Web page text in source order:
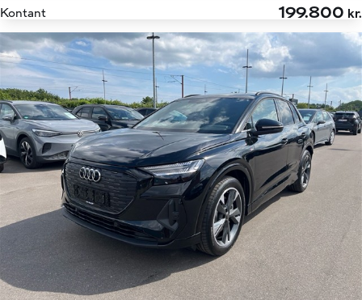
Kontant
199.800 kr.